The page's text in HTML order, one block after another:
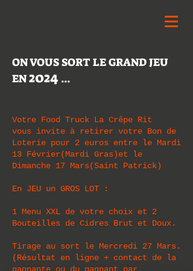
ON VOUS SORT LE GRAND JEU
EN2024 ...
Votre Food Truck La Crêpe Rit
vous invite à retirer votre Bon de
Loterie pour 2 euros entre le Mardi
13 Février(Mardi Gras)et le
Dimanche 17 Mars(Saint Patrick)
En JEU un GROS LOT :
1 Menu XXL de votre choix et 2
Bouteilles de Cidres Brut et Doux.
Tirage au sort le Mercredi 27 Mars.
(Résultat en ligne + contact de la